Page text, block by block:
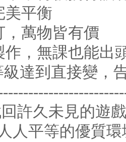
美平衡
，萬物皆有價
作，無課也能出
達到直接變，
許久未見的遊
人平等的優質環